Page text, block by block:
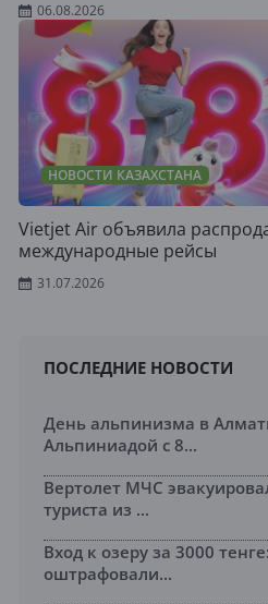
06.08.2026
НОВОСТИ КАЗАХСТАНА
Vietjet Air объявила
международные рейсы
31.07.2026
ПОСЛЕДНИЕ НОВОСТИ
День альпинизма в
Альпиниадой с 8...
Вертолет МЧС
туриста из ...
Вход к озеру за 3000
оштрафовали...